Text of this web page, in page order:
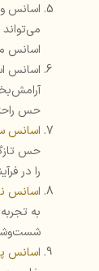
اسانس
اسانس
اسانس
حس
اسانس
حس
را در
اسانس
به
اسانس